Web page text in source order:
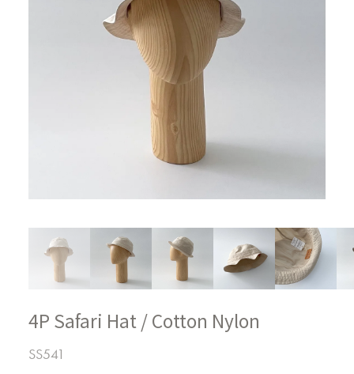
4P Safari Hat / Cotton Nylon
SS541